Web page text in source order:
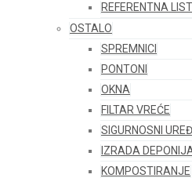
REFERENTNA
OSTALO
SPREMNICI
PONTONI
OKNA
FILTAR VREĆE
SIGURNOSNI
IZRADA
KOMPOSTIRANJE